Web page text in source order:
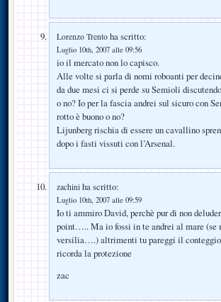
Lorenzo Trento ha scritto:
Luglio 10th, 2007 alle 09:56
io il mercato non lo capisco.
Alle volte si parla di nomi roboanti per
da due mesi ci si perde su Semioli
o no? Io per la fascia andrei sul sicuro con
rotto è buono o no?
Lijunberg rischia di essere un cavallino
dopo i fasti vissuti con l’Arsenal.
zachini ha scritto:
Luglio 10th, 2007 alle 09:59
Io ti ammiro David, perchè pur di non
point….. Ma io fossi in te andrei al mare (se
versilia….) altrimenti tu pareggi il
ricorda la protezione
zac